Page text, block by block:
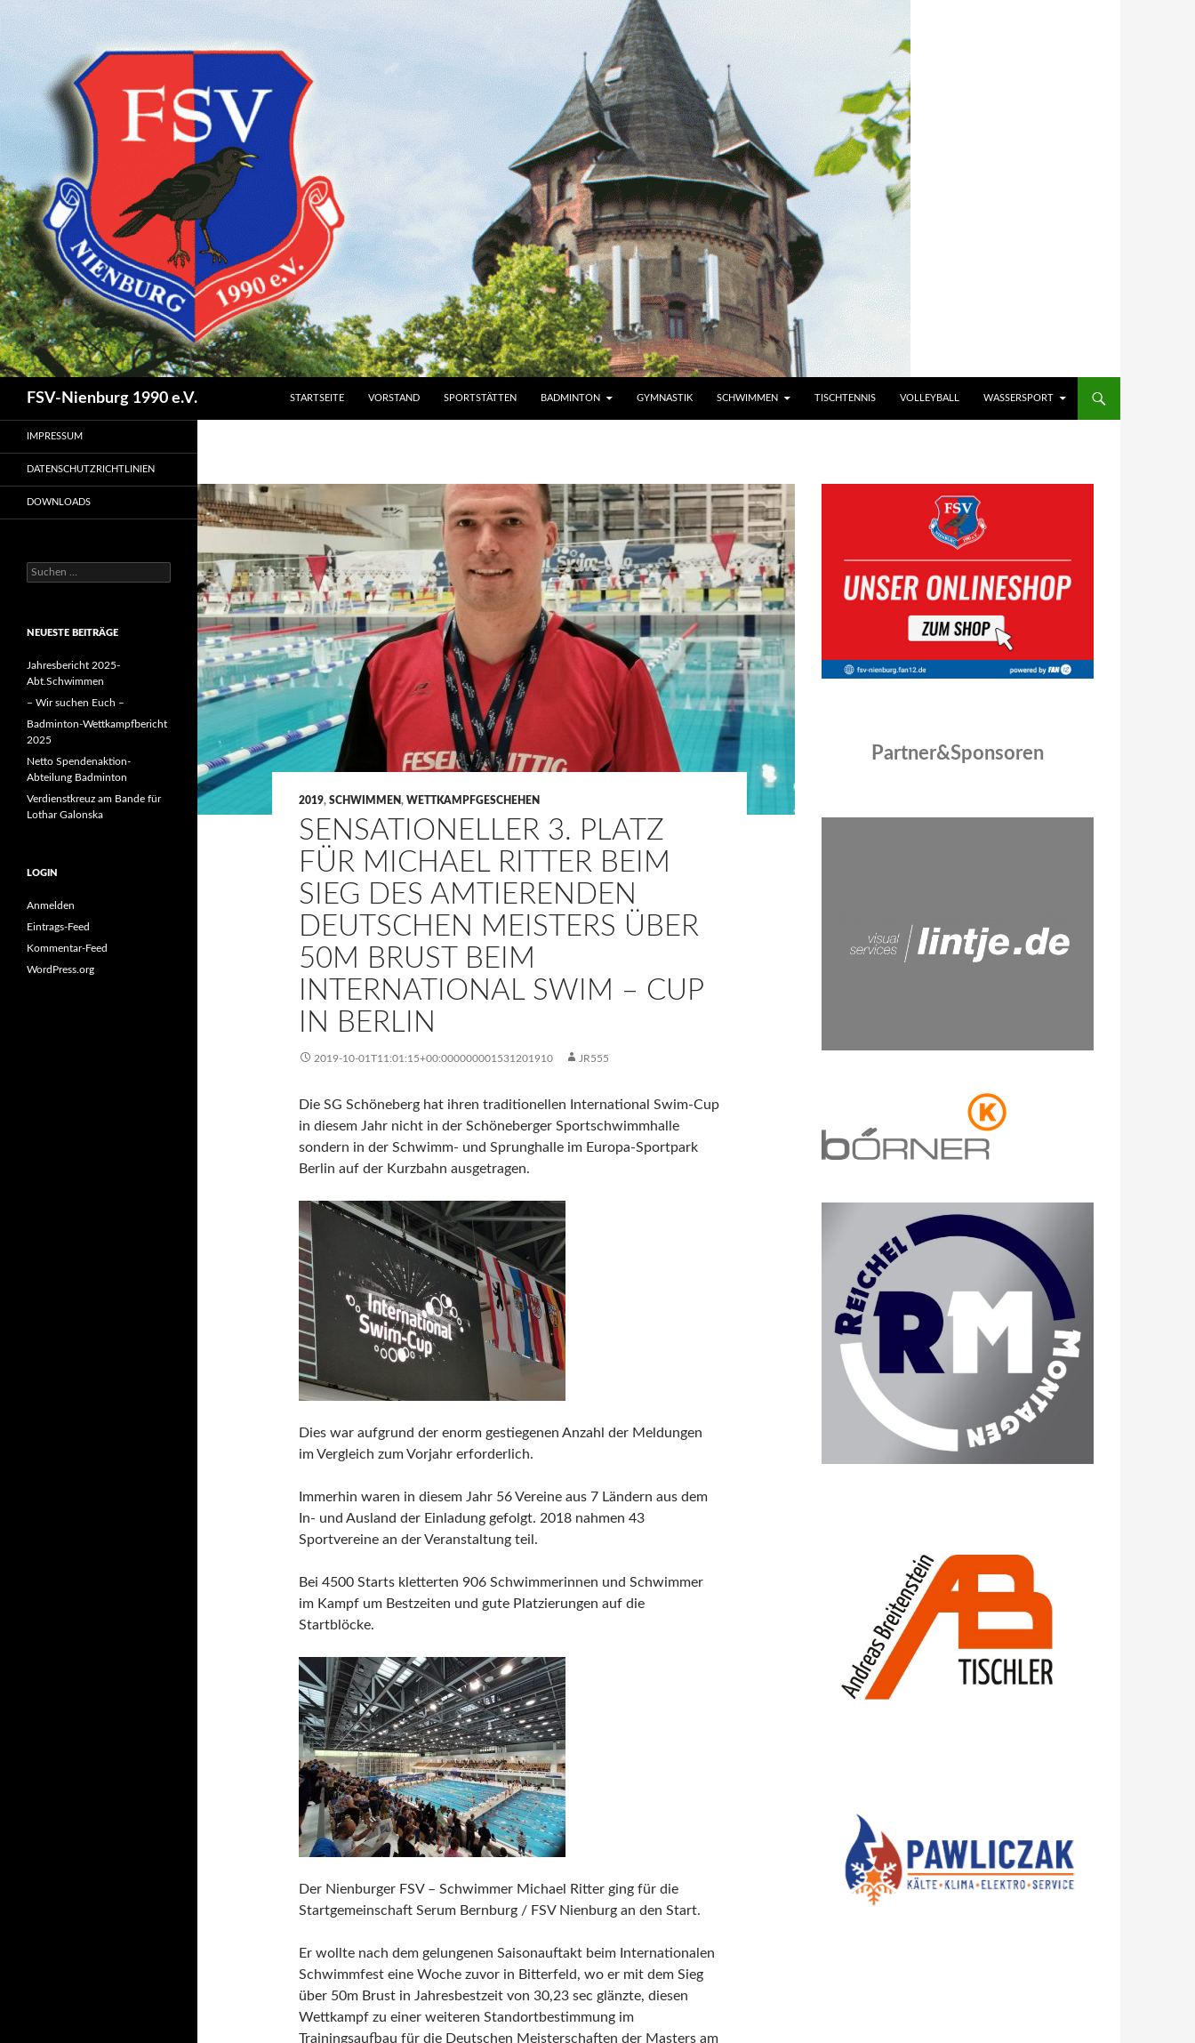
FSV-Nienburg 1990 e.V.
STARTSEITE
VORSTAND SPORTSTÄTTEN BADMINTON GYMNASTIK SCHWIMMEN TISCHTENNIS VOLLEYBALL WASSERSPORT
2019, SCHWIMMEN, WETTKAMPFGESCHEHEN
SENSATIONELLER 3. PLATZ
FÜR MICHAEL RITTER BEIM
SIEG DES AMTIERENDEN
DEUTSCHEN MEISTERS ÜBER
50M BRUST BEIM
INTERNATIONAL SWIM – CUP
IN BERLIN
2019-10-01T11:01:15+00:000000001531201910 JR555
Die SG Schöneberg hat ihren traditionellen International Swim-Cup
in diesem Jahr nicht in der Schöneberger Sportschwimmhalle
sondern in der Schwimm- und Sprunghalle im Europa-Sportpark
Berlin auf der Kurzbahn ausgetragen.
Dies war aufgrund der enorm gestiegenen Anzahl der Meldungen
im Vergleich zum Vorjahr erforderlich.
Immerhin waren in diesem Jahr 56 Vereine aus 7 Ländern aus dem
In- und Ausland der Einladung gefolgt. 2018 nahmen 43
Sportvereine an der Veranstaltung teil.
Bei 4500 Starts kletterten 906 Schwimmerinnen und Schwimmer
im Kampf um Bestzeiten und gute Platzierungen auf die
Startblöcke.
Der Nienburger FSV – Schwimmer Michael Ritter ging für die
Startgemeinschaft Serum Bernburg / FSV Nienburg an den Start.
Er wollte nach dem gelungenen Saisonauftakt beim Internationalen
Schwimmfest eine Woche zuvor in Bitterfeld, wo er mit dem Sieg
über 50m Brust in Jahresbestzeit von 30,23 sec glänzte, diesen
Wettkampf zu einer weiteren Standortbestimmung im
Trainingsaufbau für die Deutschen Meisterschaften der Masters am
Partner&Sponsoren
IMPRESSUM
DATENSCHUTZRICHTLINIEN
DOWNLOADS
Suchen
nach:
NEUESTE BEITRÄGE
Jahresbericht 2025-
Abt.Schwimmen
– Wir suchen Euch –
Badminton-Wettkampfbericht
2025
Netto Spendenaktion-
Abteilung Badminton
Verdienstkreuz am Bande für
Lothar Galonska
LOGIN
Anmelden
Eintrags-Feed
Kommentar-Feed
WordPress.org